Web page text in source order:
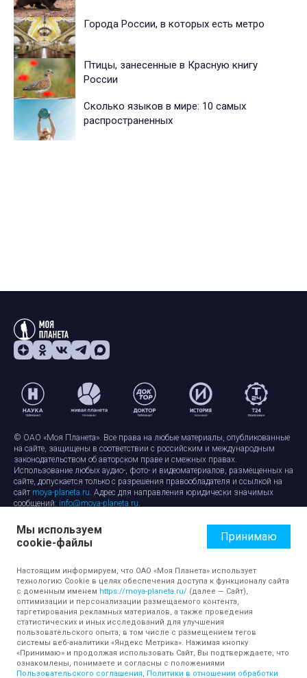
Города России, в которых есть метро
Птицы, занесенные в Красную книгу
России
Сколько языков в мире: 10 самых
распространенных
© ОАО «Моя Планета». Все права на любые материалы, опубликованные
на сайте, защищены в соответствии с российским и международным
законодательством об авторском праве и смежных правах.
Использование любых аудио-, фото- и видеоматериалов, размещенных на
сайте, допускается только с разрешения правообладателя и ссылкой на
сайт moya-planeta.ru. Адрес для направления юридически значимых
сообщений: info@moya-planeta.ru.
Правила сайтаРабота с cookie-файлами
Защита персональных данных
Обработка персональных данных
Мы используем
cookie-файлы
Принимаю
Настоящим информируем, что ОАО «Моя Планета» использует
технологию Cookie в целях обеспечения доступа к функционалу сайта
с доменным именем https://moya-planeta.ru/ (далее — Сайт),
оптимизации и персонализации размещаемого контента,
таргетирования рекламных материалов, а также проведения
статистических и иных исследований для улучшения
пользовательского опыта, в том числе с размещением тегов
системы веб-аналитики «Яндекс Метрика». Нажимая кнопку
«Принимаю» и продолжая использовать Сайт, Вы подтверждаете, что
ознакомлены, понимаете и согласны с положениями
Пользовательского соглашения, Политики в отношении обработки